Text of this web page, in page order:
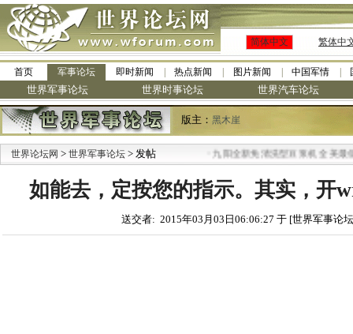
简体中文 繁体中
首页 军事论坛 即时新闻 热点新闻 图片新闻 中国军情
世界军事论坛 世界时事论坛 世界汽车论坛
版主： 黑木崖
世界论坛网 > 世界军事论坛 > 发帖 九阳全新免清洗型豆浆机 全美最低
如能去，定按您的指示。其实，开
送交者: 2015年03月03日06:06:27 于 [世界军事论